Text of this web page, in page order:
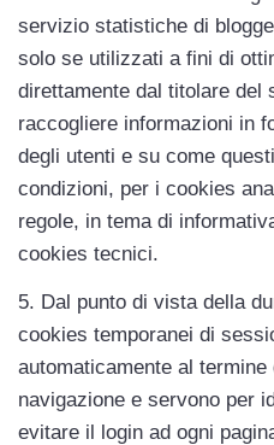
servizio statistiche di
solo se utilizzati a fini di
direttamente dal titolare del
raccogliere informazioni in
degli utenti e su come
condizioni, per i cookies
regole, in tema di
cookies tecnici.
5. Dal punto di vista della
cookies temporanei di
automaticamente al
navigazione e servono per
evitare il login ad ogni